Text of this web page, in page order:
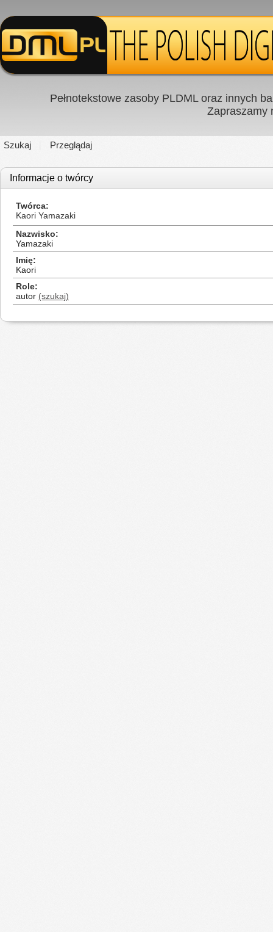
Pełnotekstowe zasoby PLDML oraz innych
Zapraszamy
Szukaj Przeglądaj
Informacje o twórcy
Twórca
Kaori Yamazaki
Nazwisko
Yamazaki
Imię
Kaori
Role
autor (szukaj)